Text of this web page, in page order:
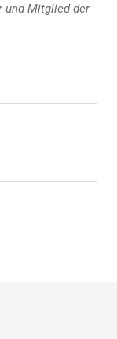
und Mitglied der